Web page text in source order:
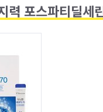
력 포스파티딜